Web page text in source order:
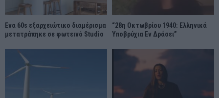
Ένα 60s εξαρχειώτικο διαμέρισμα
μετατράπηκε σε φωτεινό Studio
“28η Οκτωβρίου 1940: Ελληνικά
Υποβρύχια Εν Δράσει”